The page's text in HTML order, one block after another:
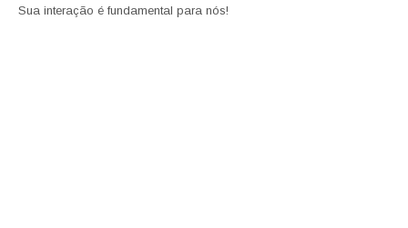
Sua interação é fundamental para nós!